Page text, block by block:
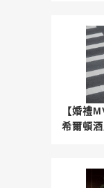
【婚禮
希爾頓酒店 2026.06.14